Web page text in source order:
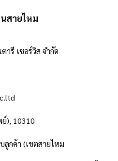
สายไหม
ารี เซอร์วิส จำกัด
ย์), 10310
กค้า (เขตสายไหม